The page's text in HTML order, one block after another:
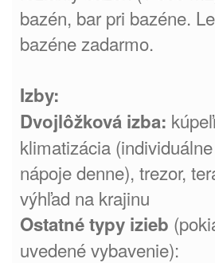
bazén, bar pri bazéne.
bazéne zadarmo.
Izby:
Dvojlôžková izba:
klimatizácia
nápoje denne), trezor,
výhľad na krajinu
Ostatné typy izieb
uvedené vybavenie):